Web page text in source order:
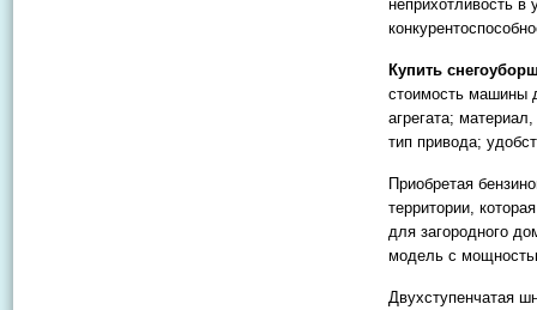
неприхотливость в
Купить
стоимость машины
агрегата;
тип привода;
Приобретая
территории,
для загородного
модель с
Двухступенчатая